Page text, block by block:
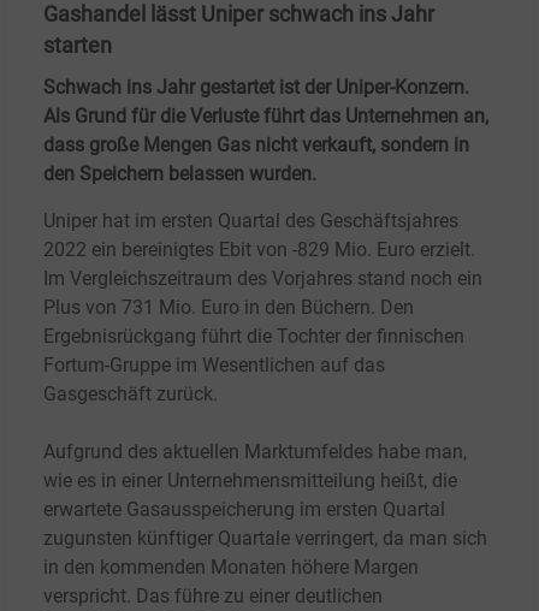
Gashandel lässt Uniper schwach ins Jahr
starten
Schwach ins Jahr gestartet ist der Uniper-Konzern.
Als Grund für die Verluste führt das Unternehmen an,
dass große Mengen Gas nicht verkauft, sondern in
den Speichern belassen wurden.
Uniper hat im ersten Quartal des Geschäftsjahres
2022 ein bereinigtes Ebit von -829 Mio. Euro erzielt.
Im Vergleichszeitraum des Vorjahres stand noch ein
Plus von 731 Mio. Euro in den Büchern. Den
Ergebnisrückgang führt die Tochter der finnischen
Fortum-Gruppe im Wesentlichen auf das
Gasgeschäft zurück.
Aufgrund des aktuellen Marktumfeldes habe man,
wie es in einer Unternehmensmitteilung heißt, die
erwartete Gasausspeicherung im ersten Quartal
zugunsten künftiger Quartale verringert, da man sich
in den kommenden Monaten höhere Margen
verspricht. Das führe zu einer deutlichen